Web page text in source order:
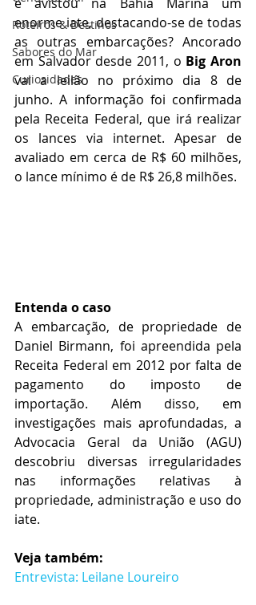
Roteiros & Destinos
Sabores do Mar
Curiosidades
enorme iate, destacando-se de todas
as outras embarcações? Ancorado
em Salvador desde 2011, o Big Aron
vai a leilão no próximo dia 8 de
junho. A informação foi confirmada
pela Receita Federal, que irá realizar
os lances via internet. Apesar de
avaliado em cerca de R$ 60 milhões,
o lance mínimo é de R$ 26,8 milhões.
Entenda o caso
A embarcação, de propriedade de
Daniel Birmann, foi apreendida pela
Receita Federal em 2012 por falta de
pagamento do imposto de
importação. Além disso, em
investigações mais aprofundadas, a
Advocacia Geral da União (AGU)
descobriu diversas irregularidades
nas informações relativas à
propriedade, administração e uso do
iate.
Veja também:
Entrevista: Leilane Loureiro